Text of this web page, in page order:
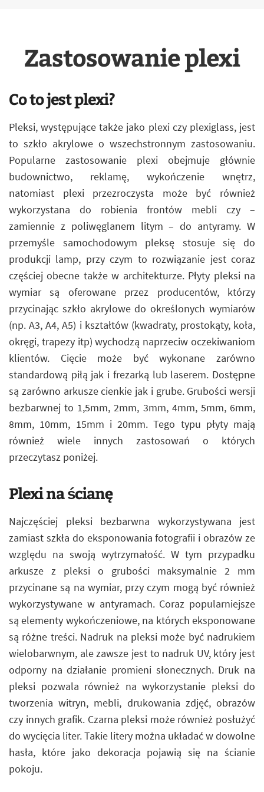
Zastosowanie plexi
Co to jest plexi?
Pleksi, występujące także jako plexi czy plexiglass, jest
to szkło akrylowe o wszechstronnym zastosowaniu.
Popularne zastosowanie plexi obejmuje głównie
budownictwo, reklamę, wykończenie wnętrz,
natomiast plexi przezroczysta może być również
wykorzystana do robienia frontów mebli czy –
zamiennie z poliwęglanem litym – do antyramy. W
przemyśle samochodowym pleksę stosuje się do
produkcji lamp, przy czym to rozwiązanie jest coraz
częściej obecne także w architekturze. Płyty pleksi na
wymiar są oferowane przez producentów, którzy
przycinając szkło akrylowe do określonych wymiarów
(np. A3, A4, A5) i kształtów (kwadraty, prostokąty, koła,
okręgi, trapezy itp) wychodzą naprzeciw oczekiwaniom
klientów. Cięcie może być wykonane zarówno
standardową piłą jak i frezarką lub laserem. Dostępne
są zarówno arkusze cienkie jak i grube. Grubości wersji
bezbarwnej to 1,5mm, 2mm, 3mm, 4mm, 5mm, 6mm,
8mm, 10mm, 15mm i 20mm. Tego typu płyty mają
również wiele innych zastosowań o których
przeczytasz poniżej.
Plexi na ścianę
Najczęściej pleksi bezbarwna wykorzystywana jest
zamiast szkła do eksponowania fotografii i obrazów ze
względu na swoją wytrzymałość. W tym przypadku
arkusze z pleksi o grubości maksymalnie 2 mm
przycinane są na wymiar, przy czym mogą być również
wykorzystywane w antyramach. Coraz popularniejsze
są elementy wykończeniowe, na których eksponowane
są różne treści. Nadruk na pleksi może być nadrukiem
wielobarwnym, ale zawsze jest to nadruk UV, który jest
odporny na działanie promieni słonecznych. Druk na
pleksi pozwala również na wykorzystanie pleksi do
tworzenia witryn, mebli, drukowania zdjęć, obrazów
czy innych grafik. Czarna pleksi może również posłużyć
do wycięcia liter. Takie litery można układać w dowolne
hasła, które jako dekoracja pojawią się na ścianie
pokoju.